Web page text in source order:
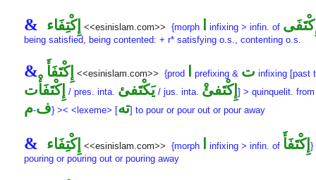
& إِكْتِفَاء <<esinislam.com>> {morph infixing > infin. of
being satisfied, being contented: + r* satisfying o.s., contenting o.s.
& إِكْتَفَأَ <<esinislam.com>> {prod prefixing & ت infixing [past
إِكْتَفَأْت / pres. inta. يَكْتَفئ / jus. inta. إِكْتَفئْ ] > quinquelit.
ف-م } >< <lexeme> [ته] to pour or pour out or pour away
& إِكْتِفَاء <<esinislam.com>> {morph infixing > infin. of إِكْتَفَأَ }
pouring or pouring out or pouring away